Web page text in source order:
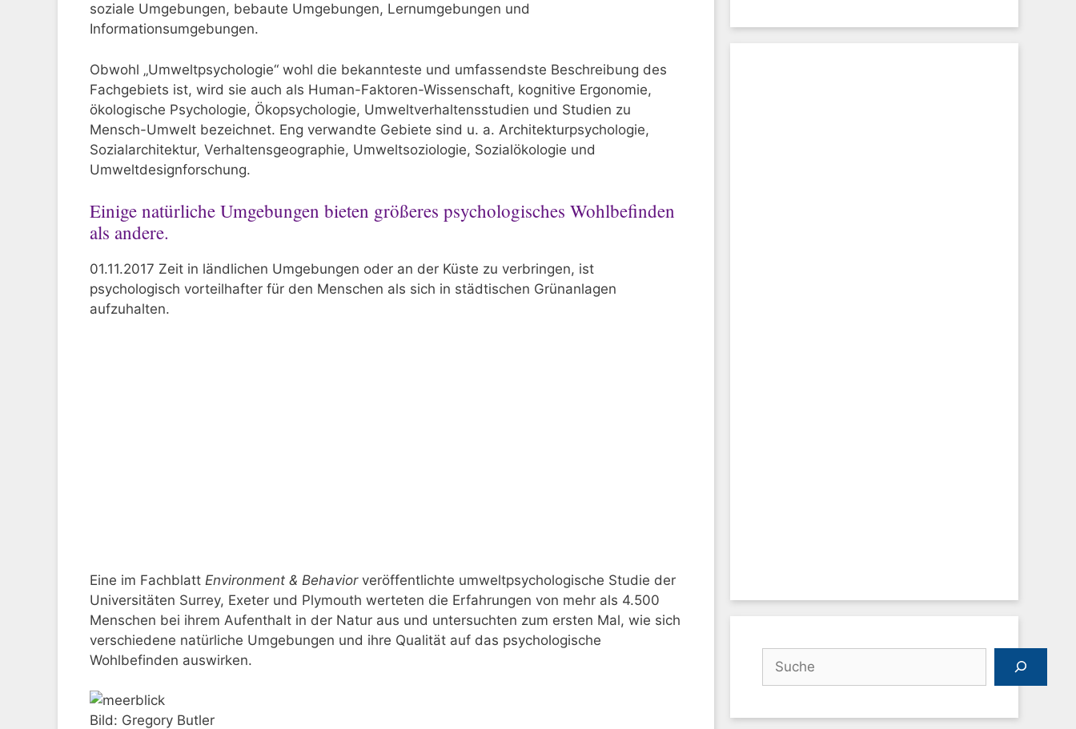
soziale Umgebungen, bebaute Umgebungen, Lernumgebungen und
Informationsumgebungen.
Obwohl „Umweltpsychologie“ wohl die bekannteste und umfassendste Beschreibung des
Fachgebiets ist, wird sie auch als Human-Faktoren-Wissenschaft, kognitive Ergonomie,
ökologische Psychologie, Ökopsychologie, Umweltverhaltensstudien und Studien zu
Mensch-Umwelt bezeichnet. Eng verwandte Gebiete sind u. a. Architekturpsychologie,
Sozialarchitektur, Verhaltensgeographie, Umweltsoziologie, Sozialökologie und
Umweltdesignforschung.
Einige natürliche Umgebungen bieten größeres psychologisches Wohlbefinden
als andere.
01.11.2017 Zeit in ländlichen Umgebungen oder an der Küste zu verbringen, ist
psychologisch vorteilhafter für den Menschen als sich in städtischen Grünanlagen
aufzuhalten.
Eine im Fachblatt Environment & Behaviorveröffentlichte umweltpsychologische Studie der
Universitäten Surrey, Exeter und Plymouth werteten die Erfahrungen von mehr als 4.500
Menschen bei ihrem Aufenthalt in der Natur aus und untersuchten zum ersten Mal, wie sich
verschiedene natürliche Umgebungen und ihre Qualität auf das psychologische
Wohlbefinden auswirken.
Bild: Gregory Butler